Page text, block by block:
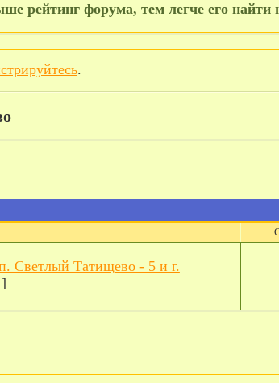
рейтинг форума, тем легче его
.
Светлый Татищево - 5 и г.
]